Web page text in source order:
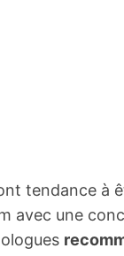
tendance à
avec une